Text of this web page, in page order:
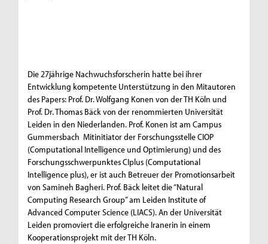
Die 27jährige Nachwuchsforscherin hatte bei ihrer
Entwicklung kompetente Unterstützung in den Mitautoren
des Papers: Prof. Dr. Wolfgang Konen von der TH Köln und
Prof. Dr. Thomas Bäck von der renommierten Universität
Leiden in den Niederlanden. Prof. Konen ist am Campus
Gummersbach Mitinitiator der Forschungsstelle CIOP
(Computational Intelligence und Optimierung) und des
Forschungsschwerpunktes CIplus (Computational
Intelligence plus), er ist auch Betreuer der Promotionsarbeit
von Samineh Bagheri. Prof. Bäck leitet die “Natural
Computing Research Group” am Leiden Institute of
Advanced Computer Science (LIACS). An der Universität
Leiden promoviert die erfolgreiche Iranerin in einem
Kooperationsprojekt mit der TH Köln.